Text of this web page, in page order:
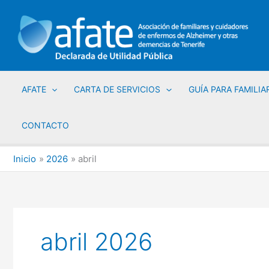
contenido
AFATE CARTA DE SERVICIOS GUÍA PARA
CONTACTO
Inicio 2026 abril
abril 2026